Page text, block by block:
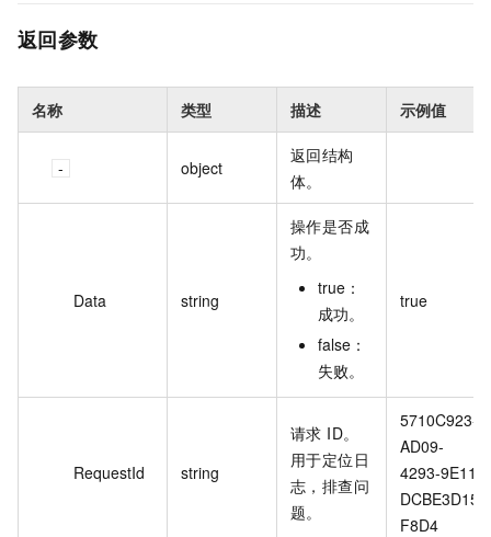
返回参数
名称 类型 描述 示例值
object
返回结构
体。
Data string
操作是否成
功。
true：
成功。
false：
失败。
true
RequestId string
请求 ID。
用于定位日
志，排查问
题。
5710C923-
AD09-
4293-9E11-
DCBE3D15
F8D4